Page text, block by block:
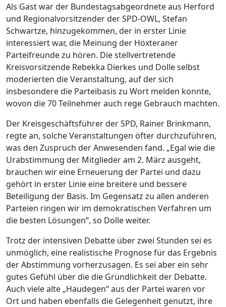
Als Gast war der Bundestagsabgeordnete aus Herford
und Regionalvorsitzender der SPD-OWL, Stefan
Schwartze, hinzugekommen, der in erster Linie
interessiert war, die Meinung der Höxteraner
Parteifreunde zu hören. Die stellvertretende
Kreisvorsitzende Rebekka Dierkes und Dolle selbst
moderierten die Veranstaltung, auf der sich
insbesondere die Parteibasis zu Wort melden konnte,
wovon die 70 Teilnehmer auch rege Gebrauch machten.
Der Kreisgeschäftsführer der SPD, Rainer Brinkmann,
regte an, solche Veranstaltungen öfter durchzuführen,
was den Zuspruch der Anwesenden fand. „Egal wie die
Urabstimmung der Mitglieder am 2. März ausgeht,
brauchen wir eine Erneuerung der Partei und dazu
gehört in erster Linie eine breitere und bessere
Beteiligung der Basis. Im Gegensatz zu allen anderen
Parteien ringen wir im demokratischen Verfahren um
die besten Lösungen“, so Dolle weiter.
Trotz der intensiven Debatte über zwei Stunden sei es
unmöglich, eine realistische Prognose für das Ergebnis
der Abstimmung vorherzusagen. Es sei aber ein sehr
gutes Gefühl über die die Gründlichkeit der Debatte.
Auch viele alte „Haudegen“ aus der Partei waren vor
Ort und haben ebenfalls die Gelegenheit genutzt, ihre